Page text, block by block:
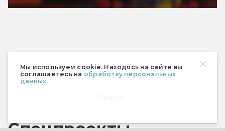
Мы используем cookie. Находясь на сайте вы
соглашаетесь на обработку персональных
данных.